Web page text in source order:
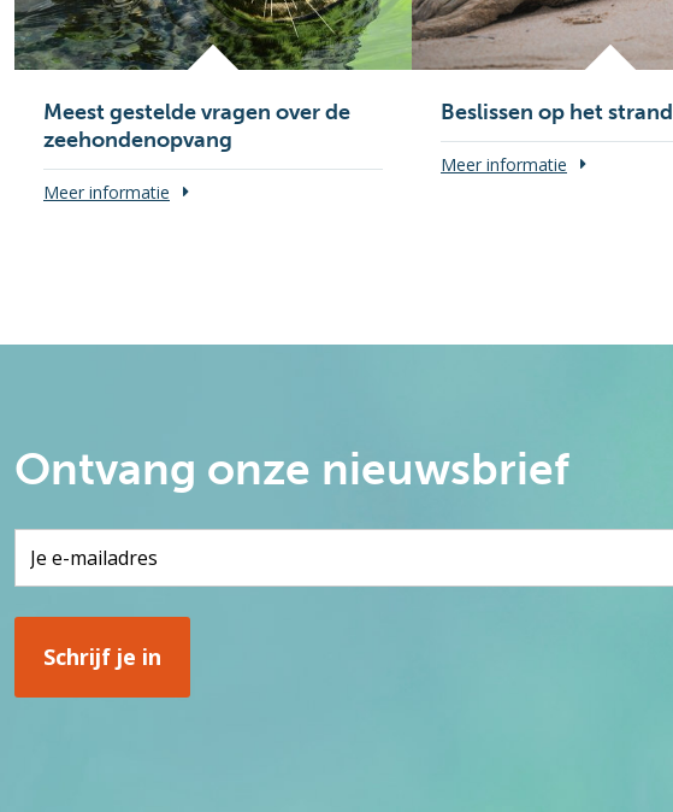
Meest gestelde vragen over de
zeehondenopvang
Meer informatie
Beslissen op het strand
Meer informatie
Ontvang onze nieuwsbrief